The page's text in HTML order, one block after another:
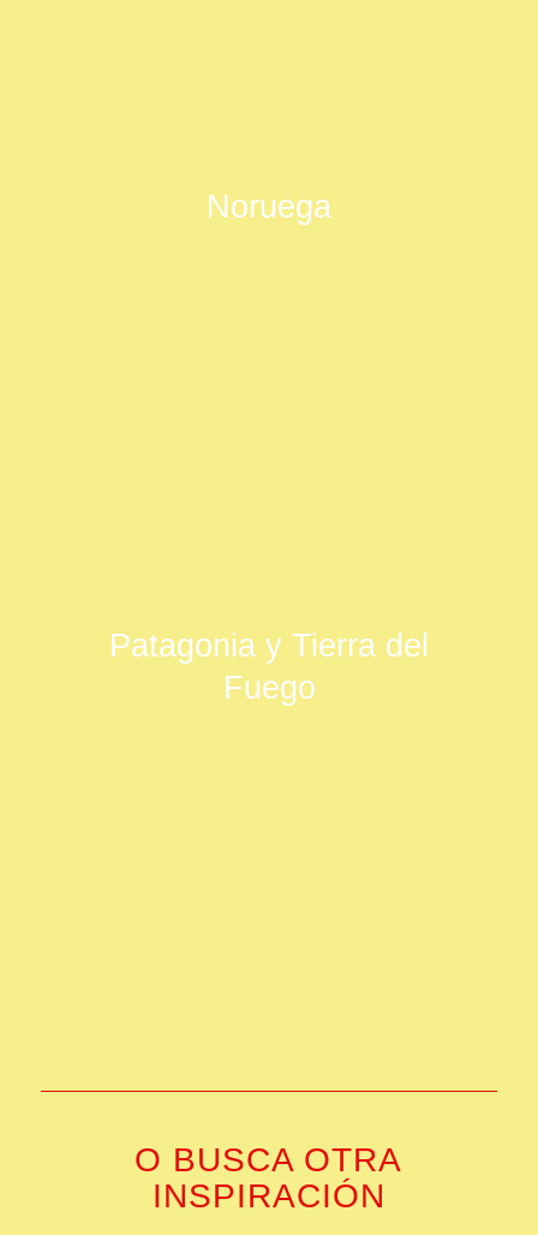
Noruega
Patagonia y Tierra del
Fuego
O BUSCA OTRA
INSPIRACIÓN